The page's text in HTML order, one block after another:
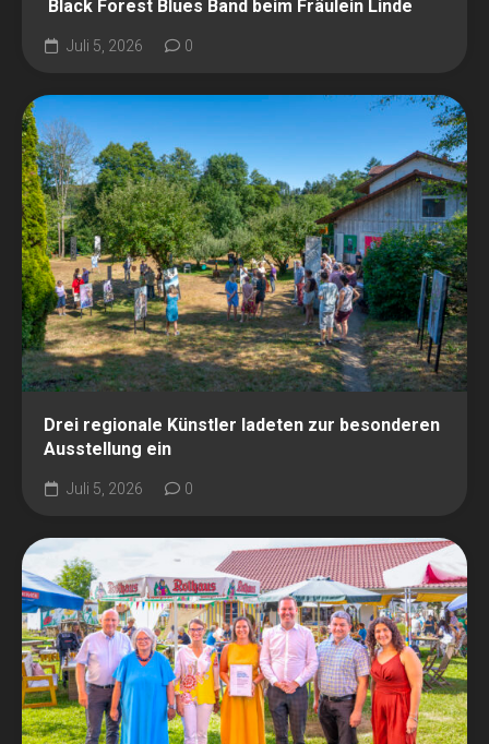
Black Forest Blues Band beim Fräulein Linde
Juli 5, 2026 0
Drei regionale Künstler ladeten zur besonderen
Ausstellung ein
Juli 5, 2026 0